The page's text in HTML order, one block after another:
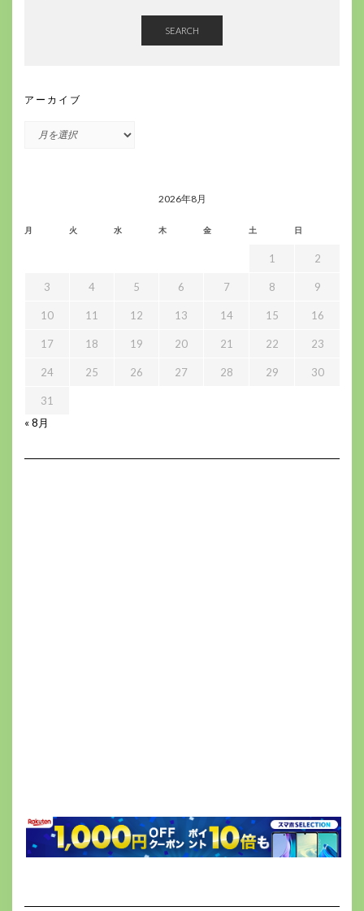
SEARCH
アーカイブ
2026年8月
月 火 水 木 金 土 日
1 2
3 4 5 6 7 8 9
10 11 12 13 14 15 16
17 18 19 20 21 22 23
24 25 26 27 28 29 30
31
« 8月